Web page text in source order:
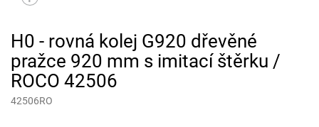
H0 - rovná kolej G920 dřevěné
pražce 920 mm s imitací štěrku /
ROCO 42506
42506RO